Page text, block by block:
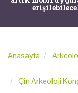
Anasayfa
Çin Arkeoloji